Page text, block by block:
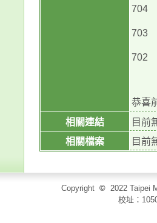
704
703
702
恭喜
相關連結
目前
相關檔案
目前
Copyright © 2022 Taipei
校址：